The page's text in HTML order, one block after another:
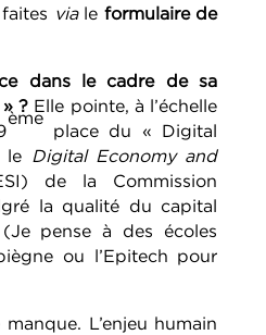
via le formulaire de
dans le cadre de sa
? Elle pointe, à l’échelle
ème
place du « Digital
le
Digital Economy and
de la Commission
la qualité du capital
pense à des écoles
ou l’Epitech pour
L’enjeu humain